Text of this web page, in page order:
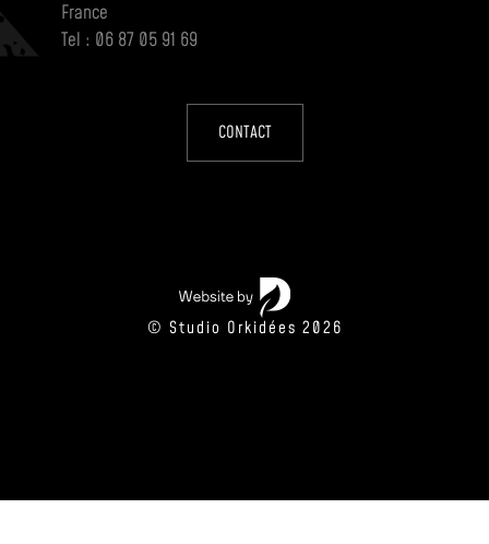
France
Tel : 06 87 05 91 69
CONTACT
© Studio Orkidées 2026